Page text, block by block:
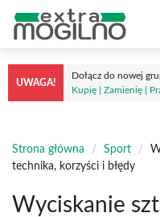
treści
UWAGA!
Dołącz do nowej
Kupię | Zamienię |
Strona główna / Sport /
technika, korzyści i błędy
Wyciskanie